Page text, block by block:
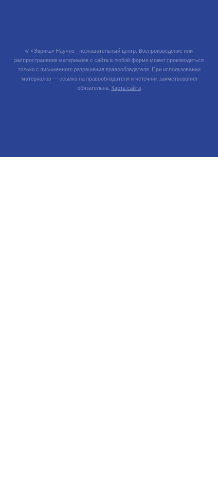
© «Эврика» Научно - познавательный центр. Воспроизведение или
распространение материалов с сайта в любой форме может производиться
только с письменного разрешения правообладателя. При использовании
материалов — ссылка на правообладателя и источник заимствования
обязательна. Карта сайта